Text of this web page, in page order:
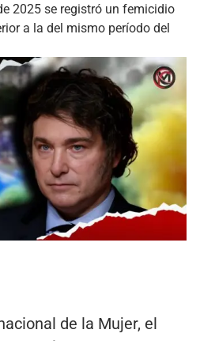
2025 se registró un femicidio
a la del mismo período del
de la Mujer, el